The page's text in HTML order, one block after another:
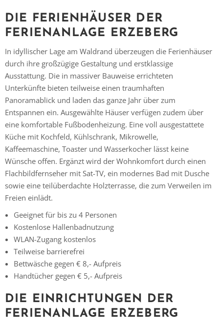
DIE FERIENHÄUSER DER
FERIENANLAGE ERZEBERG
In idyllischer Lage am Waldrand überzeugen die Ferienhäuser
durch ihre großzügige Gestaltung und erstklassige
Ausstattung. Die in massiver Bauweise errichteten
Unterkünfte bieten teilweise einen traumhaften
Panoramablick und laden das ganze Jahr über zum
Entspannen ein. Ausgewählte Häuser verfügen zudem über
eine komfortable Fußbodenheizung. Eine voll ausgestattete
Küche mit Kochfeld, Kühlschrank, Mikrowelle,
Kaffeemaschine, Toaster und Wasserkocher lässt keine
Wünsche offen. Ergänzt wird der Wohnkomfort durch einen
Flachbildfernseher mit Sat-TV, ein modernes Bad mit Dusche
sowie eine teilüberdachte Holzterrasse, die zum Verweilen im
Freien einlädt.
Geeignet für bis zu 4 Personen
Kostenlose Hallenbadnutzung
WLAN-Zugang kostenlos
Teilweise barrierefrei
Bettwäsche gegen € 8,- Aufpreis
Handtücher gegen € 5,- Aufpreis
DIE EINRICHTUNGEN DER
FERIENANLAGE ERZEBERG